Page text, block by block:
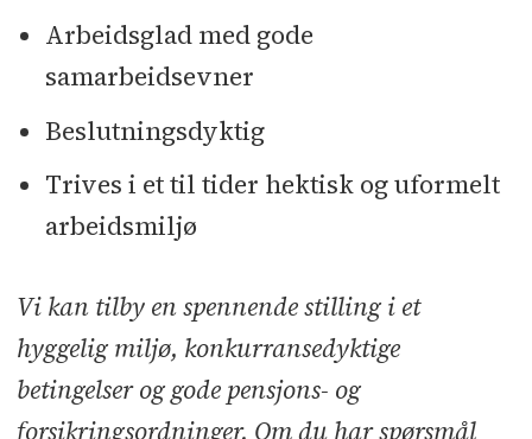
Arbeidsglad med gode
samarbeidsevner
Beslutningsdyktig
Trives i et til tider hektisk og uformelt
arbeidsmiljø
Vi kan tilby en spennende stilling i et
hyggelig miljø, konkurransedyktige
betingelser og gode pensjons- og
forsikringsordninger. Om du har spørsmål